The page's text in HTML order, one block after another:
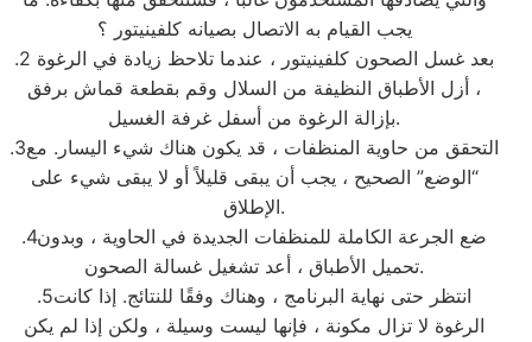
يجب القيام به الاتصال بصيانه كلفينيتور ؟
.2 بعد غسل الصحون كلفينيتور ، عندما تلاحظ زيادة في الرغوة
، أزل الأطباق النظيفة من السلال وقم بقطعة قماش برفق
بإزالة الرغوة من أسفل غرفة الغسيل.
.3التحقق من حاوية المنظفات ، قد يكون هناك شيء اليسار. مع
“الوضع” الصحيح ، يجب أن يبقى قليلاً أو لا يبقى شيء على
الإطلاق.
.4ضع الجرعة الكاملة للمنظفات الجديدة في الحاوية ، وبدون
تحميل الأطباق ، أعد تشغيل غسالة الصحون.
.5انتظر حتى نهاية البرنامج ، وهناك وفقًا للنتائج. إذا كانت
الرغوة لا تزال مكونة ، فإنها ليست وسيلة ، ولكن إذا لم يكن